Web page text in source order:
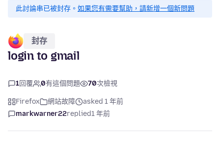
此討論串已被封存。 如果您有需要幫助，請新增一個新問題
封存
login to gmail
1回覆 0有這個問題 70次檢視
Firefox 網站故障
asked 1 年前
markwarner22replied1 年前